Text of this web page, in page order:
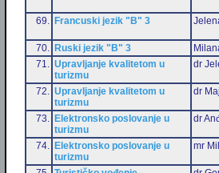
69. Francuski jezik "B" 3
70. Ruski jezik "B" 3
71.
Upravljanje kvalitetom u
turizmu
dr
72.
Upravljanje kvalitetom u
turizmu
dr
73.
Elektronsko poslovanje u
turizmu
dr
74.
Elektronsko poslovanje u
turizmu
mr